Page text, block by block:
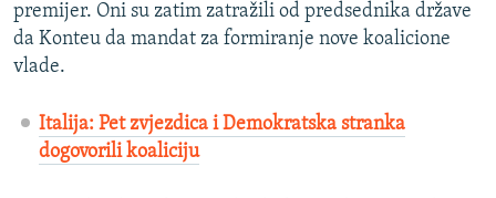
premijer. Oni su zatim zatražili od predsednika države
da Konteu da mandat za formiranje nove koalicione
vlade.
Italija: Pet zvjezdica i Demokratska stranka
dogovorili koaliciju